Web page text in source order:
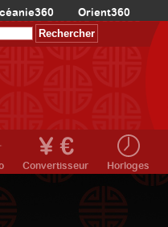
Orient360
Convertisseur Horloges